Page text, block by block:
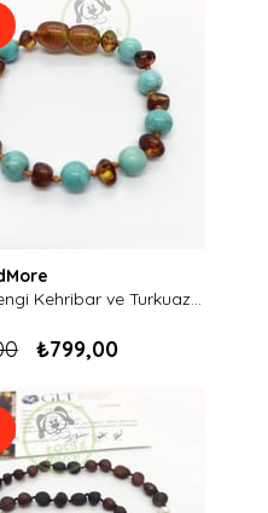
Kahverengi Kehribar ve Turkuaz Bebek Bileklik
₺799,00